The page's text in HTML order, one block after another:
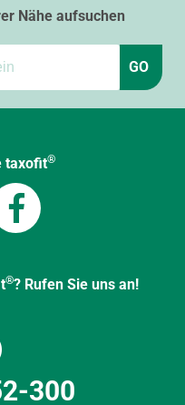
Nähe aufsuchen
GO
taxofit®
®? Rufen Sie uns an!
300